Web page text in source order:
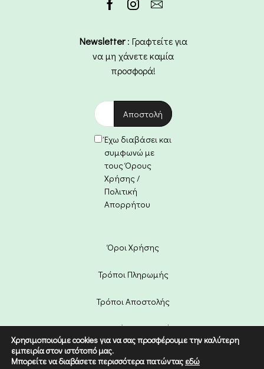
Newsletter: Γραφτείτε για
να μη χάνετε καμία
προσφορά!
Έχω διαβάσει και
συμφωνώ με
τους Όρους
Χρήσης /
Πολιτική
Απορρήτου
Όροι Χρήσης
Τρόποι Πληρωμής
Τρόποι Αποστολής
Πολιτική Επιστροφών
Copyright © 2022 Etico. Designed
Χρησιμοποιούμε cookies για να σας προσφέρουμε την καλύτερη
εμπειρία στον ιστότοπό μας.
Μπορείτε να διαβάσετε περισσότερα πατώντας εδώ